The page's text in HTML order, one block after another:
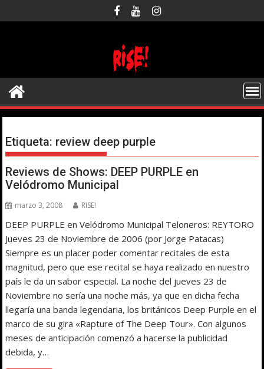
al
Etiqueta: review deep purple
Reviews de Shows: DEEP PURPLE en
Velódromo Municipal
marzo 3, 2008 RISE!
DEEP PURPLE en Velódromo Municipal Teloneros: REYTORO
Jueves 23 de Noviembre de 2006 (por Jorge Patacas)
Siempre es un placer poder comentar recitales de esta
magnitud, pero que ese recital se haya realizado en nuestro
país le da un sabor especial. La noche del jueves 23 de
Noviembre no sería una noche más, ya que en dicha fecha
llegaría una banda legendaria, los británicos Deep Purple en el
marco de su gira «Rapture of The Deep Tour». Con algunos
meses de anticipación comenzó a hacerse la publicidad
debida, y…